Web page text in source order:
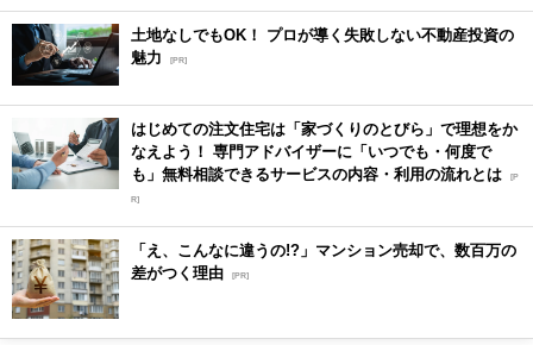
土地なしでもOK！ プロが導く失敗しない不動産投資の
魅力
[PR]
はじめての注文住宅は「家づくりのとびら」で理想をか
なえよう！ 専門アドバイザーに「いつでも・何度で
も」無料相談できるサービスの内容・利用の流れとは [P
R]
「え、こんなに違うの!?」マンション売却で、数百万の
差がつく理由 [PR]